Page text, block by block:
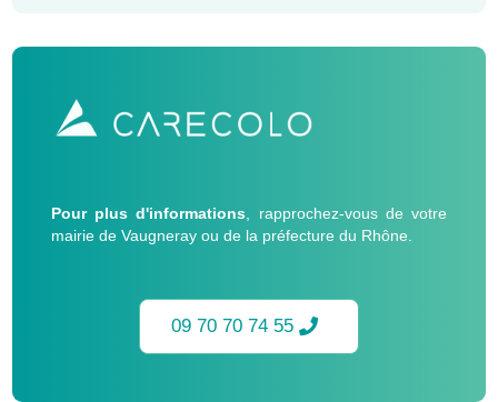
Pour plus d'informations , rapprochez-vous de votre
mairie de Vaugneray ou de la préfecture du Rhône.
09 70 70 74 55